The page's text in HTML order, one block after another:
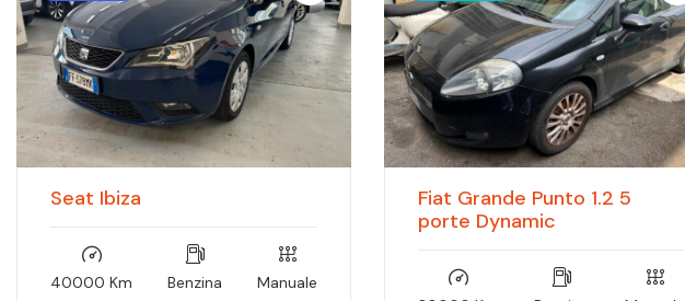
Seat Ibiza
40000 Km Benzina Manuale
Fiat Grande Punto 1.2 5
porte Dynamic